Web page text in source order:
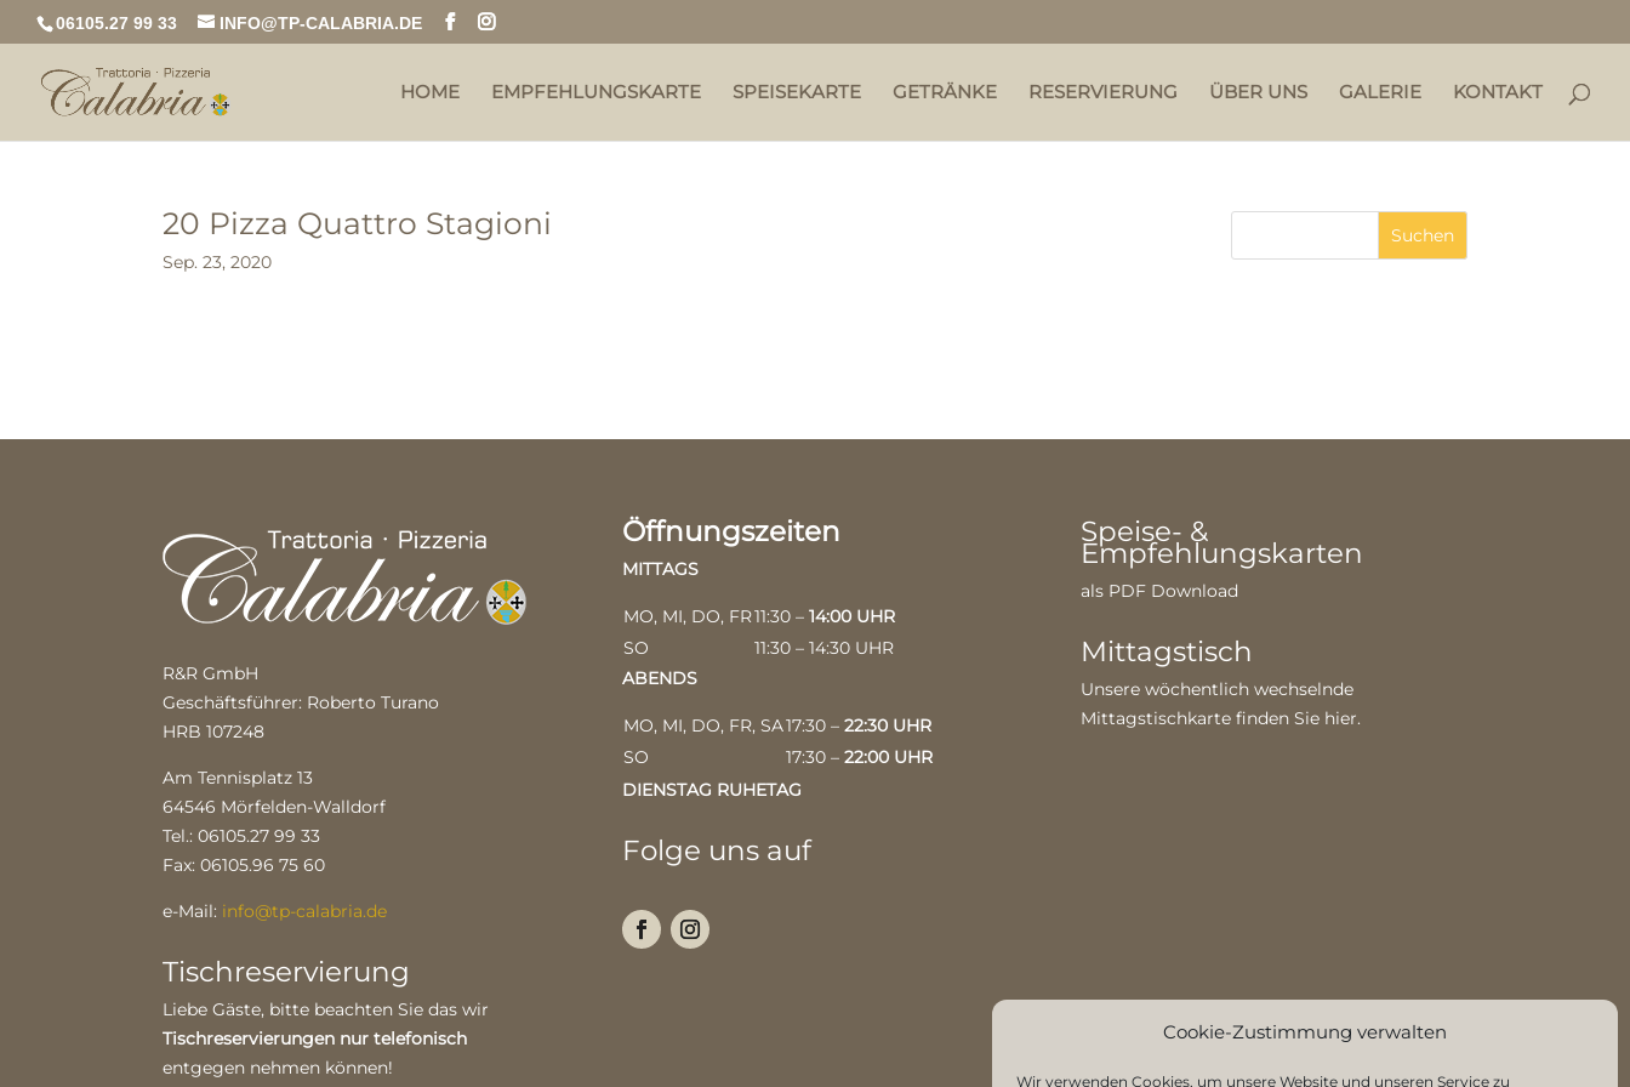
Cookie-Zustimmung verwalten
Wir verwenden Cookies, um unsere Website und unseren Service zu
06105.27 99 33 INFO@TP-CALABRIA.DE
HOME EMPFEHLUNGSKARTE SPEISEKARTE GETRÄNKE RESERVIERUNG ÜBER UNS GALERIE KONTAKT
20 Pizza Quattro Stagioni
Sep. 23, 2020
R&R GmbH
Geschäftsführer: Roberto Turano
HRB 107248
Am Tennisplatz 13
64546 Mörfelden-Walldorf
Tel.: 06105.27 99 33
Fax: 06105.96 75 60
e-Mail: info@tp-calabria.de
Tischreservierung
Liebe Gäste, bitte beachten Sie das wir
Tischreservierungen nur telefonisch
entgegen nehmen können!
Öffnungszeiten
MITTAGS
MO, MI, DO, FR11:30 – 14:00 UHR
SO
11:30 – 14:30 UHR
ABENDS
MO, MI, DO, FR, SA17:30 – 22:30 UHR
SO
17:30 – 22:00 UHR
DIENSTAG RUHETAG
Folge uns auf
Speise- &
Empfehlungskarten
als PDF Download
Mittagstisch
Unsere wöchentlich wechselnde
Mittagstischkarte finden Sie hier.